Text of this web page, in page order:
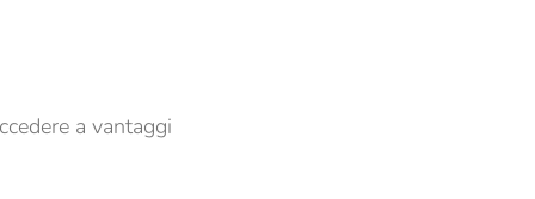
a vantaggi